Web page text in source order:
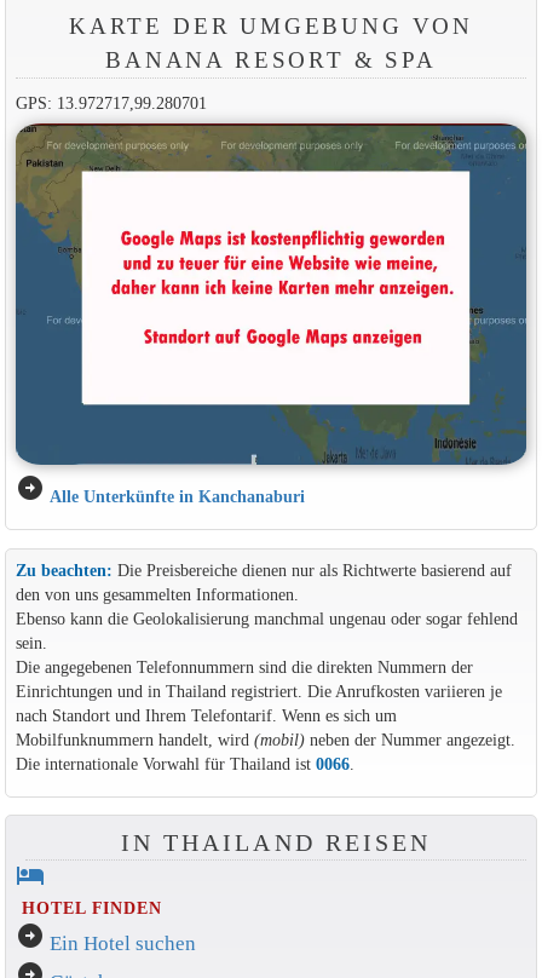
KARTE DER UMGEBUNG VON
BANANA RESORT & SPA
GPS: 13.972717,99.280701
arrow_circle_right Alle Unterkünfte in Kanchanaburi
Zu beachten: Die Preisbereiche dienen nur als Richtwerte basierend auf
den von uns gesammelten Informationen.
Ebenso kann die Geolokalisierung manchmal ungenau oder sogar fehlend
sein.
Die angegebenen Telefonnummern sind die direkten Nummern der
Einrichtungen und in Thailand registriert. Die Anrufkosten variieren je
nach Standort und Ihrem Telefontarif. Wenn es sich um
Mobilfunknummern handelt, wird (mobil)neben der Nummer angezeigt.
Die internationale Vorwahl für Thailand ist 0066.
IN THAILAND REISEN
hotel
HOTEL FINDEN
arrow_circle_right Ein Hotel suchen